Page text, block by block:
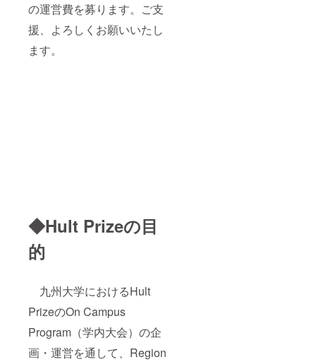
の運営費を募ります。ご支
援、よろしくお願いいたし
ます。
◆Hult Prizeの目
的
九州大学におけるHult
PrizeのOn Campus
Program（学内大会）の企
画・運営を通して、Region